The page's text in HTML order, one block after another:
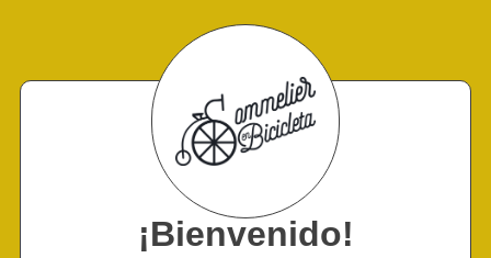
¡Bienvenido!